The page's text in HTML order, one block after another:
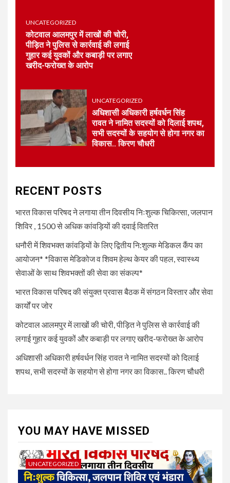
3
भारत विकास परिषद की संयुक्त प्रवास
बैठक में संगठन विस्तार और सेवा कार्यों
पर जोर
4
कोटवाल आलमपुर में लाखों की चोरी,
पीड़ित ने पुलिस से कार्रवाई की लगाई
गुहार कई युवकों और कबाड़ी पर लगाए
खरीद-फरोख्त के आरोप
रावत ने नामित सदस्यों को दिलाई
शपथ, सभी सदस्यों के सहयोग से होगा
नगर का विकास.. किरण चौधरी
UNCATEGORIZED
कोटवाल आलमपुर में लाखों की चोरी,
पीड़ित ने पुलिस से कार्रवाई की लगाई
गुहार कई युवकों और कबाड़ी पर लगाए
खरीद-फरोख्त के आरोप
UNCATEGORIZED
अधिशासी अधिकारी हर्षवर्धन सिंह
रावत ने नामित सदस्यों को दिलाई शपथ,
सभी सदस्यों के सहयोग से होगा नगर का
विकास.. किरण चौधरी
RECENT POSTS
भारत विकास परिषद ने लगाया तीन दिवसीय निःशुल्क चिकित्सा, जलपान
शिविर , 1500 से अधिक कांवड़ियों की दवाई वितरित
धनौरी में शिवभक्त कांवड़ियों के लिए द्वितीय नि:शुल्क मेडिकल कैंप का
आयोजन* *विकास मेडिकोज व शिवम हेल्थ केयर की पहल, स्वास्थ्य
सेवाओं के साथ शिवभक्तों की सेवा का संकल्प*
भारत विकास परिषद की संयुक्त प्रवास बैठक में संगठन विस्तार और सेवा
कार्यों पर जोर
कोटवाल आलमपुर में लाखों की चोरी, पीड़ित ने पुलिस से कार्रवाई की
लगाई गुहार कई युवकों और कबाड़ी पर लगाए खरीद-फरोख्त के आरोप
अधिशासी अधिकारी हर्षवर्धन सिंह रावत ने नामित सदस्यों को दिलाई
शपथ, सभी सदस्यों के सहयोग से होगा नगर का विकास.. किरण चौधरी
YOU MAY HAVE MISSED
UNCATEGORIZED